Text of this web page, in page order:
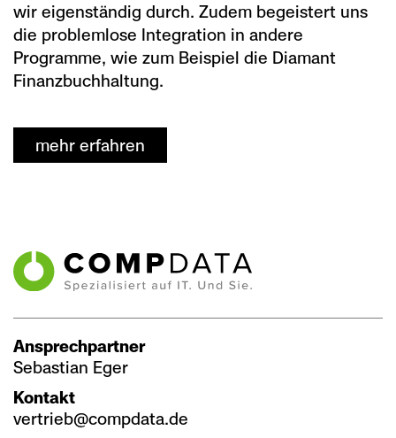
wir eigenständig durch. Zudem begeistert uns
die problemlose Integration in andere
Programme, wie zum Beispiel die Diamant
Finanzbuchhaltung.
mehr erfahren
Ansprechpartner
Sebastian Eger
Kontakt
vertrieb@compdata.de